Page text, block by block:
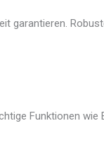
garantieren.
Funktionen